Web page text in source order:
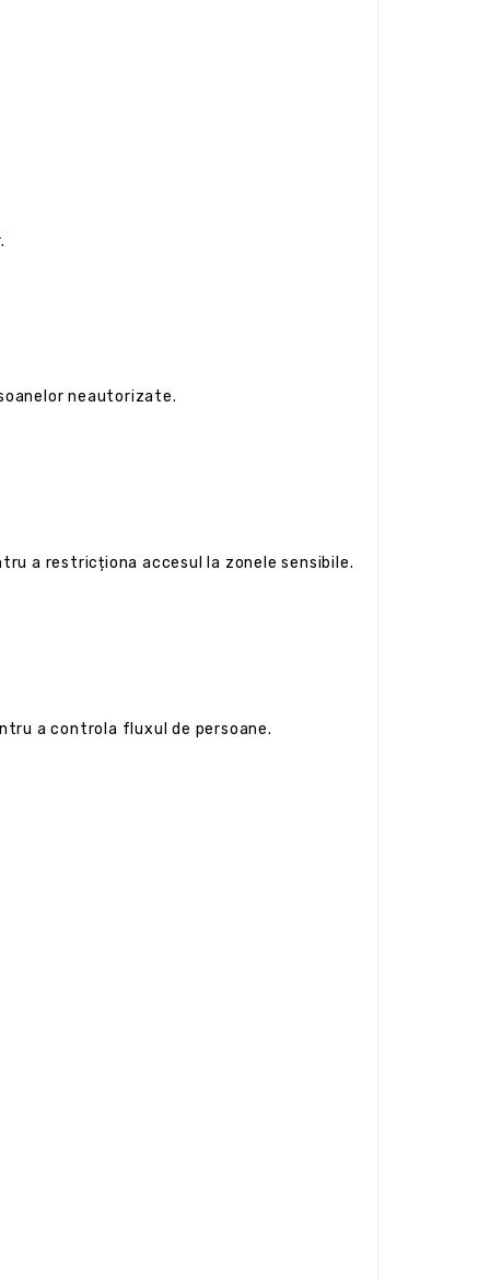
neautorizate.
a restricționa accesul la zonele sensibile.
a controla fluxul de persoane.